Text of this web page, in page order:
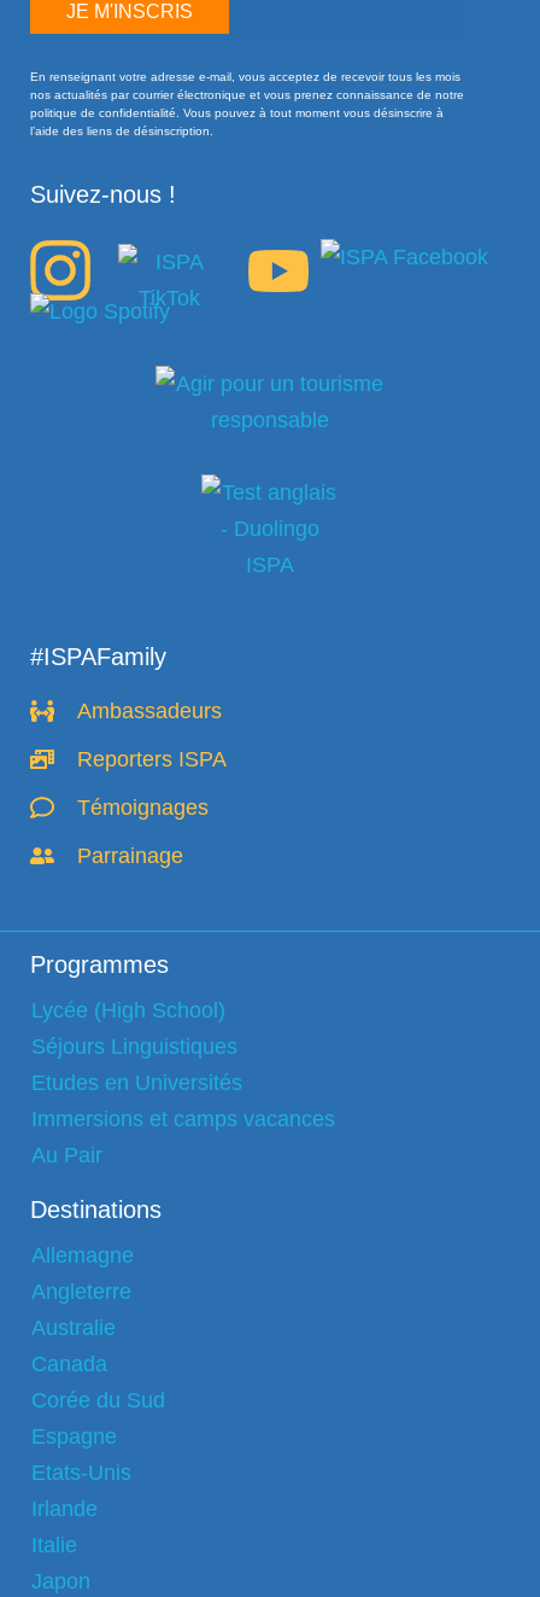
JE M'INSCRIS
En renseignant votre adresse e-mail, vous acceptez de recevoir tous les mois
nos actualités par courrier électronique et vous prenez connaissance de notre
politique de confidentialité. Vous pouvez à tout moment vous désinscrire à
l’aide des liens de désinscription.
Suivez-nous !
#ISPAFamily
Ambassadeurs
Reporters ISPA
Témoignages
Parrainage
Programmes
Lycée (High School)
Séjours Linguistiques
Etudes en Universités
Immersions et camps vacances
Au Pair
Destinations
Allemagne
Angleterre
Australie
Canada
Corée du Sud
Espagne
Etats-Unis
Irlande
Italie
Japon